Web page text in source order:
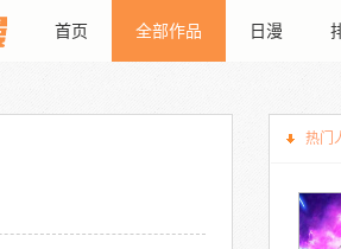
首页 全部作品 日漫
热门